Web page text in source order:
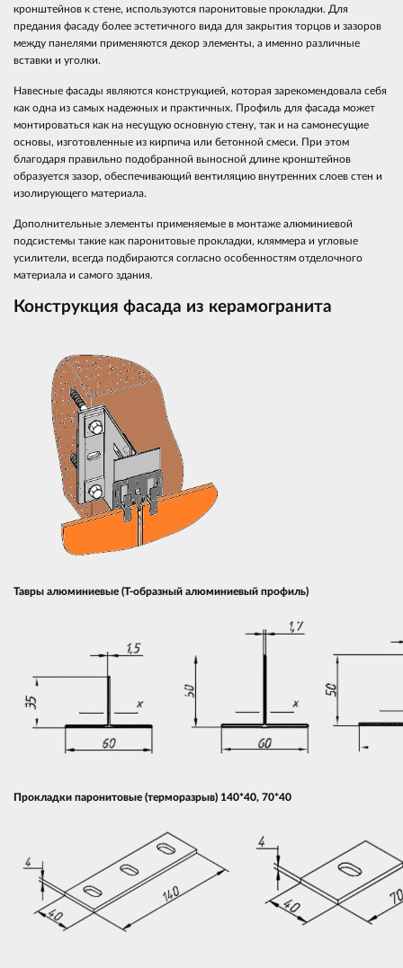
кронштейнов к стене, используются паронитовые прокладки. Для
предания фасаду более эстетичного вида для закрытия торцов и зазоров
между панелями применяются декор элементы, а именно различные
вставки и уголки.
Навесные фасады являются конструкцией, которая зарекомендовала себя
как одна из самых надежных и практичных. Профиль для фасада может
монтироваться как на несущую основную стену, так и на самонесущие
основы, изготовленные из кирпича или бетонной смеси. При этом
благодаря правильно подобранной выносной длине кронштейнов
образуется зазор, обеспечивающий вентиляцию внутренних слоев стен и
изолирующего материала.
Дополнительные элементы применяемые в монтаже алюминиевой
подсистемы такие как паронитовые прокладки, кляммера и угловые
усилители, всегда подбираются согласно особенностям отделочного
материала и самого здания.
Конструкция фасада из керамогранита
Тавры алюминиевые (Т-образный алюминиевый профиль)
Прокладки паронитовые (терморазрыв) 140*40, 70*40